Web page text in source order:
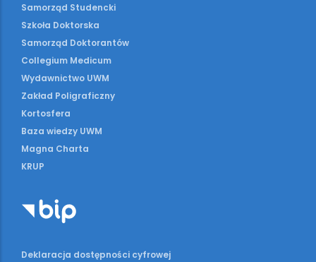
Samorząd Studencki
Szkoła Doktorska
Samorząd Doktorantów
Collegium Medicum
Wydawnictwo UWM
Zakład Poligraficzny
Kortosfera
Baza wiedzy UWM
Magna Charta
KRUP
Deklaracja dostępności cyfrowej